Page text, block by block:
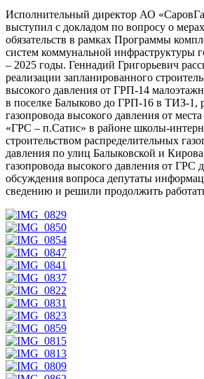
Исполнительный директор АО
выступил с докладом по вопросу о
обязательств в рамках Программы
систем коммунальной инфраструктуры
– 2025 годы. Геннадий Григорьевич
реализации запланированного
высокого давления от ГРП-14
в поселке Балыково до ГРП-16 в ТИЗ-1,
газопровода высокого давления от
«ГРС – п.Сатис» в районе школы-
строительством распределительных
давления по улиц Балыковской и
газопровода высокого давления от
обсуждения вопроса депутаты
сведению и решили продолжить